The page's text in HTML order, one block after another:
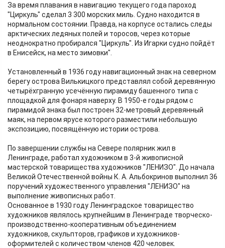
За время плавания в навигацию текущего года пароход
"Циркуль" сделал 3 300 морских миль. Судно находится в
нормальном состоянии. Правда, на корпусе остались следы
арктических ледяных полей и торосов, через которые
неоднократно пробирался "Циркуль". Из Игарки судно пойдёт
в Енисейск, на место зимовки".
Установленный в 1936 году навигационный знак на северном
берегу острова Вилькицкого представлял собой деревянную
четырёхгранную усечённую пирамиду башенного типа с
площадкой для фонаря наверху. В 1950-е годы рядом с
пирамидой знака был построен 32-метровый деревянный
маяк, на первом ярусе которого разместили небольшую
экспозицию, посвящённую истории острова.
По завершении службы на Севере полярник жил в
Ленинграде, работал художником в 3-й живописной
мастерской товарищества художников "ЛЕНИЗО". До начала
Великой Отечественной войны К. А. Альбокринов выполнил 36
поручений художественного управления "ЛЕНИЗО" на
выполнение живописных работ.
Основанное в 1930 году Ленинградское товарищество
художников являлось крупнейшим в Ленинграде творческо-
производственно-кооперативным объединением
художников, скульпторов, графиков и художников-
оформителей с количеством членов 420 человек.